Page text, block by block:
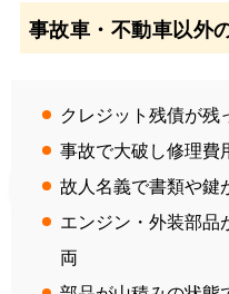
事故車・不動車以外
クレジット残債が残
事故で大破し修理費
故人名義で書類や鍵
エンジン・外装部品
両